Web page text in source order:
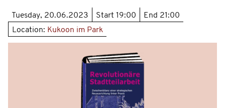
Tuesday, 20.06.2023 Start 19:00 End 21:00
Location: Kukoon im Park